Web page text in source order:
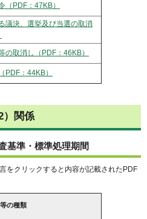
（PDF：47KB）
議決、選挙及び当選の取消
の取消し（PDF：46KB）
PDF：44KB）
）関係
基準・標準処理期間
をクリックすると内容が記載されたPDF
の種類